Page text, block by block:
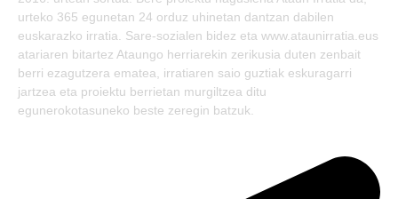
urteko 365 egunetan 24 orduz uhinetan dantzan dabilen
euskarazko irratia. Sare-sozialen bidez eta www.ataunirratia.eus
atariaren bitartez Ataungo herriarekin zerikusia duten zenbait
berri ezagutzera ematea, irratiaren saio guztiak eskuragarri
jartzea eta proiektu berrietan murgiltzea ditu
egunerokotasuneko beste zeregin batzuk.